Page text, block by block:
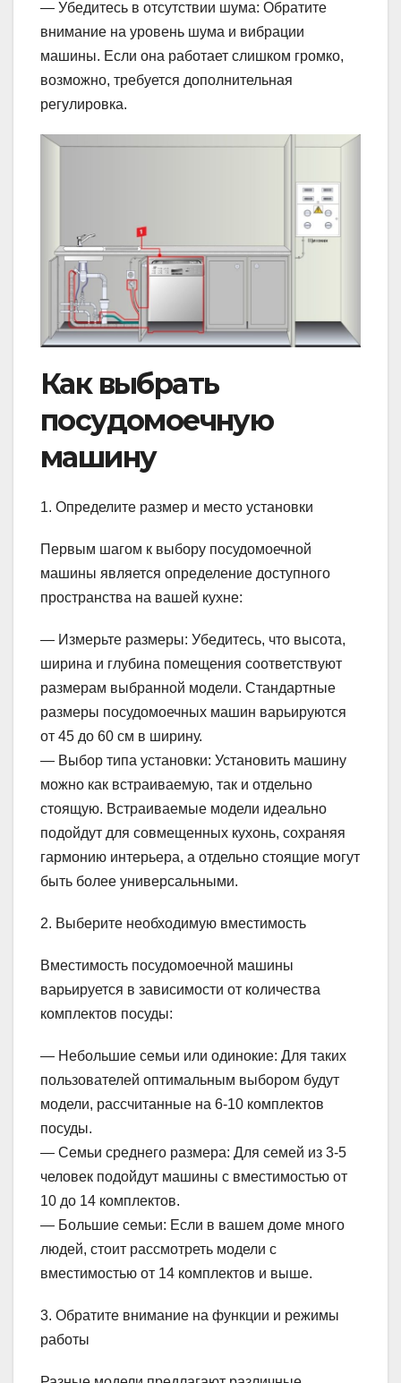
— Убедитесь в отсутствии шума: Обратите
внимание на уровень шума и вибрации
машины. Если она работает слишком громко,
возможно, требуется дополнительная
регулировка.
Как выбрать
посудомоечную
машину
1. Определите размер и место установки
Первым шагом к выбору посудомоечной
машины является определение доступного
пространства на вашей кухне:
— Измерьте размеры: Убедитесь, что высота,
ширина и глубина помещения соответствуют
размерам выбранной модели. Стандартные
размеры посудомоечных машин варьируются
от 45 до 60 см в ширину.
— Выбор типа установки: Установить машину
можно как встраиваемую, так и отдельно
стоящую. Встраиваемые модели идеально
подойдут для совмещенных кухонь, сохраняя
гармонию интерьера, а отдельно стоящие могут
быть более универсальными.
2. Выберите необходимую вместимость
Вместимость посудомоечной машины
варьируется в зависимости от количества
комплектов посуды:
— Небольшие семьи или одинокие: Для таких
пользователей оптимальным выбором будут
модели, рассчитанные на 6-10 комплектов
посуды.
— Семьи среднего размера: Для семей из 3-5
человек подойдут машины с вместимостью от
10 до 14 комплектов.
— Большие семьи: Если в вашем доме много
людей, стоит рассмотреть модели с
вместимостью от 14 комплектов и выше.
3. Обратите внимание на функции и режимы
работы